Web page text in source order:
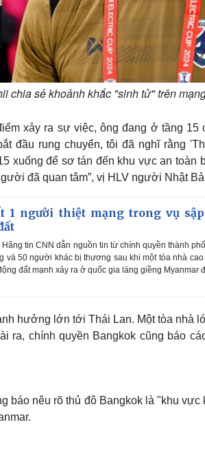
chia sẻ khoảnh khắc "sinh tử" trên
xảy ra sự việc, ông đang ở tầng
đầu rung chuyển, tôi đã nghĩ rằng
xuống để sơ tán đến khu vực an toàn
đã quan tâm”, vị HLV người Nhật
1 người thiệt mạng trong vụ
Hãng tin CNN dẫn nguồn tin từ chính quyền thành
và 50 người khác bị thương sau khi một tòa nhà
đất mạnh xảy ra ở quốc gia láng giềng Myanmar
hưởng lớn tới Thái Lan. Một tòa nhà
ra, chính quyền Bangkok cũng báo
báo nêu rõ thủ đô Bangkok là "khu